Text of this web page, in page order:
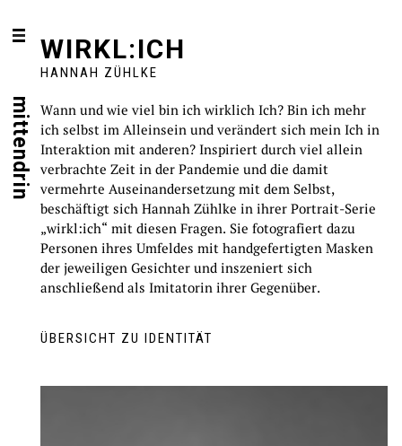
WIRKL:ICH
HANNAH ZÜHLKE
Wann und wie viel bin ich wirklich Ich? Bin ich mehr
ich selbst im Alleinsein und verändert sich mein Ich in
Interaktion mit anderen? Inspiriert durch viel allein
verbrachte Zeit in der Pandemie und die damit
vermehrte Auseinandersetzung mit dem Selbst,
beschäftigt sich Hannah Zühlke in ihrer Portrait-Serie
„wirkl:ich“ mit diesen Fragen. Sie fotografiert dazu
Personen ihres Umfeldes mit handgefertigten Masken
der jeweiligen Gesichter und inszeniert sich
anschließend als Imitatorin ihrer Gegenüber.
ÜBERSICHT ZU IDENTITÄT
mittendrin